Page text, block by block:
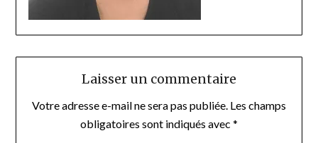
Laisser un commentaire
Votre adresse e-mail ne sera pas publiée. Les champs
obligatoires sont indiqués avec *